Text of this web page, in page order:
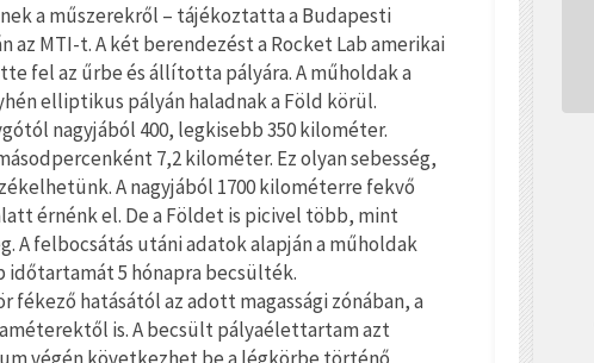
a műszerekről – tájékoztatta a Budapesti
az MTI-t. A két berendezést a Rocket Lab amerikai
fel az űrbe és állította pályára. A műholdak a
elliptikus pályán haladnak a Föld körül.
nagyjából 400, legkisebb 350 kilométer.
7,2 kilométer. Ez olyan sebesség,
A nagyjából 1700 kilométerre fekvő
érnénk el. De a Földet is picivel több, mint
A felbocsátás utáni adatok alapján a műholdak
időtartamát 5 hónapra becsülték.
fékező hatásától az adott magassági zónában, a
is. A becsült pályaélettartam azt